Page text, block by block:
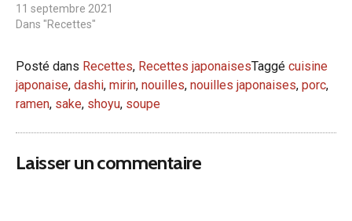
11 septembre 2021
Dans "Recettes"
Posté dans Recettes, Recettes japonaisesTaggé cuisine
japonaise, dashi, mirin, nouilles, nouilles japonaises, porc,
ramen, sake, shoyu, soupe
Laisser un commentaire